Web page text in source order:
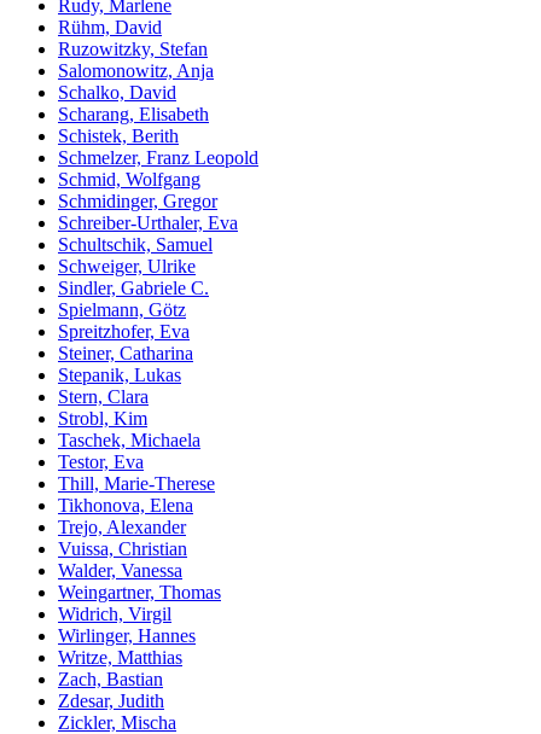
Rudy, Marlene
Rühm, David
Ruzowitzky, Stefan
Salomonowitz, Anja
Schalko, David
Scharang, Elisabeth
Schistek, Berith
Schmelzer, Franz Leopold
Schmid, Wolfgang
Schmidinger, Gregor
Schreiber-Urthaler, Eva
Schultschik, Samuel
Schweiger, Ulrike
Sindler, Gabriele C.
Spielmann, Götz
Spreitzhofer, Eva
Steiner, Catharina
Stepanik, Lukas
Stern, Clara
Strobl, Kim
Taschek, Michaela
Testor, Eva
Thill, Marie-Therese
Tikhonova, Elena
Trejo, Alexander
Vuissa, Christian
Walder, Vanessa
Weingartner, Thomas
Widrich, Virgil
Wirlinger, Hannes
Writze, Matthias
Zach, Bastian
Zdesar, Judith
Zickler, Mischa